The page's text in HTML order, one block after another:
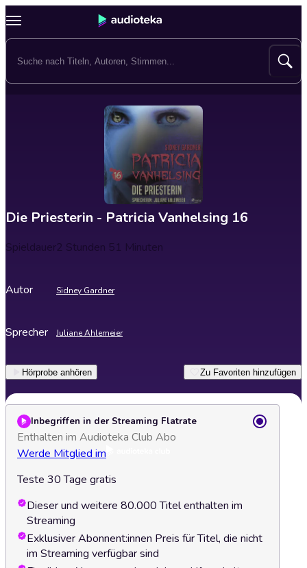
Die Priesterin - Patricia Vanhelsing 16
Spieldauer2 Stunden 51 Minuten
Autor Sidney Gardner
Sprecher Juliane Ahlemeier
Hörprobe anhören Zu Favoriten hinzufügen
Inbegriffen in der Streaming Flatrate
Enthalten im Audioteka Club Abo
Werde Mitglied im
Teste 30 Tage gratis
Dieser und weitere 80.000 Titel enthalten im
Streaming
Exklusiver Abonnent:innen Preis für Titel, die nicht
im Streaming verfügbar sind